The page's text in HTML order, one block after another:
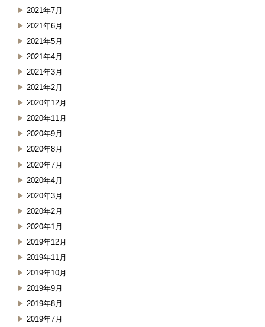
2021年7月
2021年6月
2021年5月
2021年4月
2021年3月
2021年2月
2020年12月
2020年11月
2020年9月
2020年8月
2020年7月
2020年4月
2020年3月
2020年2月
2020年1月
2019年12月
2019年11月
2019年10月
2019年9月
2019年8月
2019年7月